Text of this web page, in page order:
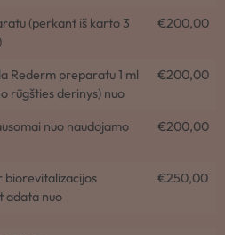
(perkant iš karto 3
€200,00
Rederm preparatu 1 ml
rūgšties derinys) nuo
€200,00
nuo naudojamo
€200,00
biorevitalizacijos
adata nuo
€250,00